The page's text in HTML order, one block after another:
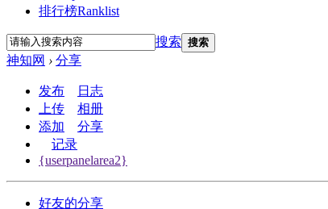
排行榜Ranklist
搜索 搜索
神知网 › 分享
发布
日志
上传
相册
添加
分享
记录
{userpanelarea2}
好友的分享